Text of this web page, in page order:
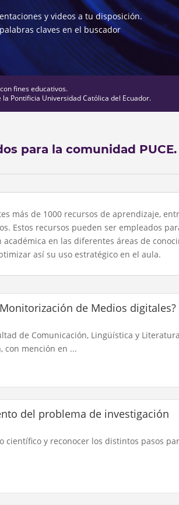
y videos a tu disposición.
claves en el buscador
fines educativos.
Pontificia Universidad Católica del Ecuador.
para la comunidad PUCE.
más de 1000 recursos de aprendizaje,
Estos recursos pueden ser empleados
en las diferentes áreas de
así su uso estratégico en el aula.
de Medios digitales?​
de Comunicación, Lingüística y
con mención en ...
del problema de investigación
científico y reconocer los distintos pasos